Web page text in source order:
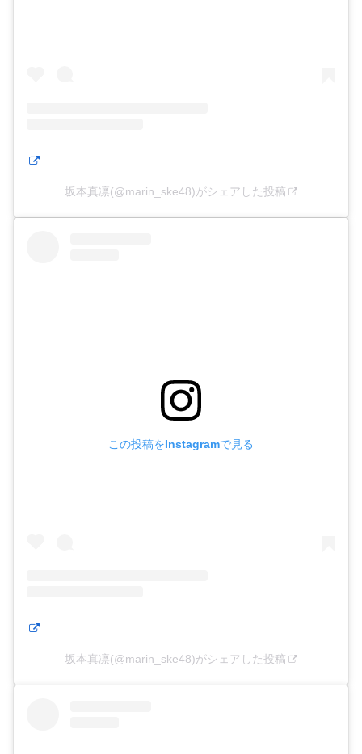
坂本真凛(@marin_ske48)がシェアした投稿
この投稿をInstagramで見る
坂本真凛(@marin_ske48)がシェアした投稿